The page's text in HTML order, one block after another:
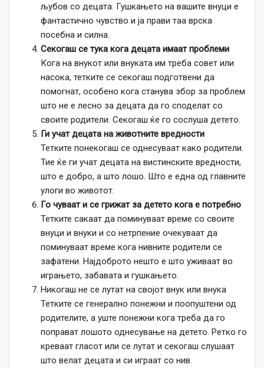
љубов со децата. Гушкањето на вашите внуци е
фантастично чувство и ја прави таа врска
посебна и силна.
Секогаш се тука кога децата имаат проблеми
Кога на внукот или внуката им треба совет или
насока, тетките се секогаш подготвени да
помогнат, особено кога станува збор за проблем
што не е лесно за децата да го споделат со
своите родители. Секогаш ќе го сослуша детето.
Ги учат децата на животните вредности
Тетките понекогаш се однесуваат како родители.
Тие ќе ги учат децата на вистинските вредности,
што е добро, а што лошо. Што е една од главните
улоги во животот.
Го чуваат и се грижат за детето кога е потребно
Тетките сакаат да поминуваат време со своите
внуци и внуки и со нетрпение очекуваат да
поминуваат време кога нивните родители се
зафатени. Најдоброто нешто е што уживаат во
играњето, забавата и гушкањето.
Никогаш не се лутат на својот внук или внука
Тетките се генерално понежни и поопуштени од
родителите, а уште понежни кога треба да го
поправат лошото однесување на детето. Ретко го
креваат гласот или се лутат и секогаш слушаат
што велат децата и си играат со нив.